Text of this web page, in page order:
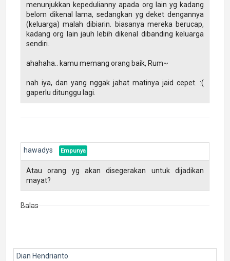
menunjukkan kepedulianny apada org lain yg kadang
belom dikenal lama, sedangkan yg deket dengannya
(keluarga) malah dibiarin. biasanya mereka berucap,
kadang org lain jauh lebih dikenal dibanding keluarga
sendiri.
ahahaha.. kamu memang orang baik, Rum~
nah iya, dan yang nggak jahat matinya jaid cepet. :(
gaperlu ditunggu lagi.
hawadys
Atau orang yg akan disegerakan untuk dijadikan
mayat?
Balas
Dian Hendrianto